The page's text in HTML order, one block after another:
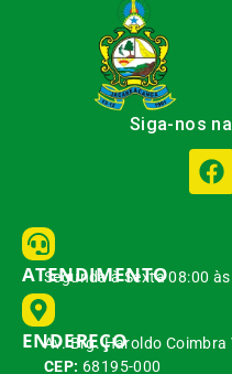
Siga-nos
ATENDIMENTO
Segunda à Sexta 08:00
ENDEREÇO
Av. Brg. Haroldo
CEP: 68195-000